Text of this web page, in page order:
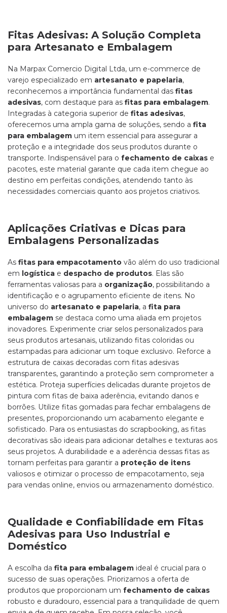
Fitas Adesivas: A Solução Completa
para Artesanato e Embalagem
Na Marpax Comercio Digital Ltda, um e-commerce de
varejo especializado em artesanato e papelaria,
reconhecemos a importância fundamental das fitas
adesivas, com destaque para as fitas para embalagem.
Integradas à categoria superior de fitas adesivas,
oferecemos uma ampla gama de soluções, sendo a fita
para embalagem um item essencial para assegurar a
proteção e a integridade dos seus produtos durante o
transporte. Indispensável para o fechamento de caixas e
pacotes, este material garante que cada item chegue ao
destino em perfeitas condições, atendendo tanto às
necessidades comerciais quanto aos projetos criativos.
Aplicações Criativas e Dicas para
Embalagens Personalizadas
As fitas para empacotamento vão além do uso tradicional
em logística e despacho de produtos. Elas são
ferramentas valiosas para a organização, possibilitando a
identificação e o agrupamento eficiente de itens. No
universo do artesanato e papelaria, a fita para
embalagem se destaca como uma aliada em projetos
inovadores. Experimente criar selos personalizados para
seus produtos artesanais, utilizando fitas coloridas ou
estampadas para adicionar um toque exclusivo. Reforce a
estrutura de caixas decoradas com fitas adesivas
transparentes, garantindo a proteção sem comprometer a
estética. Proteja superfícies delicadas durante projetos de
pintura com fitas de baixa aderência, evitando danos e
borrões. Utilize fitas gomadas para fechar embalagens de
presentes, proporcionando um acabamento elegante e
sofisticado. Para os entusiastas do scrapbooking, as fitas
decorativas são ideais para adicionar detalhes e texturas aos
seus projetos. A durabilidade e a aderência dessas fitas as
tornam perfeitas para garantir a proteção de itens
valiosos e otimizar o processo de empacotamento, seja
para vendas online, envios ou armazenamento doméstico.
Qualidade e Confiabilidade em Fitas
Adesivas para Uso Industrial e
Doméstico
A escolha da fita para embalagem ideal é crucial para o
sucesso de suas operações. Priorizamos a oferta de
produtos que proporcionam um fechamento de caixas
robusto e duradouro, essencial para a tranquilidade de quem